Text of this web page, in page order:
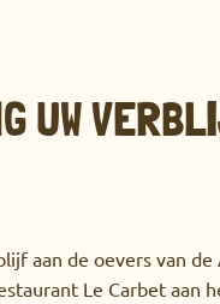
UW
aan de oevers van
Le Carbet aan